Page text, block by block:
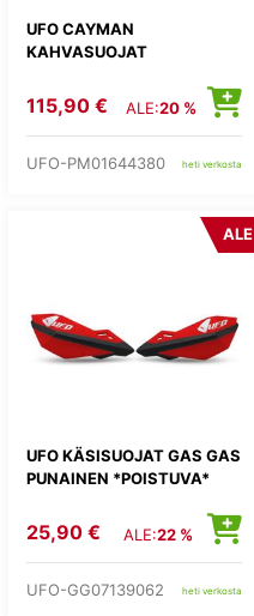
UFO CAYMAN
KAHVASUOJAT
115,90 € ALE:20 %
UFO-PM01644380 heti verkosta
UFO KÄSISUOJAT GAS GAS
PUNAINEN *POISTUVA*
ALE
25,90 € ALE:22 %
UFO-GG07139062 heti verkosta